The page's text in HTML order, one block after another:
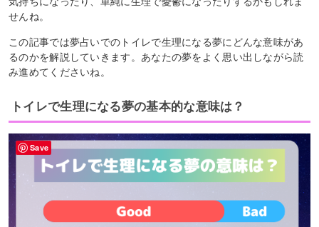
せんね。
この記事では夢占いでのトイレで生理になる夢にどんな意味があ
るのかを解説していきます。あなたの夢をよく思い出しながら読
み進めてくださいね。
トイレで生理になる夢の基本的な意味は？
Save